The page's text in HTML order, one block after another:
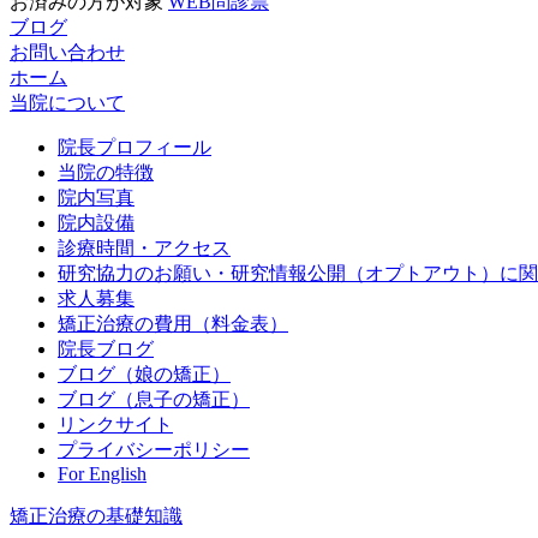
ブログ
お問い合わせ
ホーム
当院について
院長プロフィール
当院の特徴
院内写真
院内設備
診療時間・アクセス
研究協力のお願い・研究情報公開（オプトアウト）に
求人募集
矯正治療の費用（料金表）
院長ブログ
ブログ（娘の矯正）
ブログ（息子の矯正）
リンクサイト
プライバシーポリシー
For English
矯正治療の基礎知識